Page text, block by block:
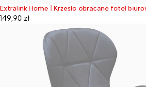
Wyprzedane
Extralink Home | Krzesło obracane fotel
149,90 zł